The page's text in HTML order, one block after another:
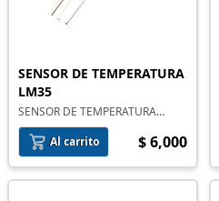
SENSOR DE TEMPERATURA
LM35
SENSOR DE TEMPERATURA
LM35-Z
Al carrito
$ 6,000